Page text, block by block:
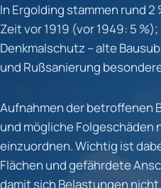
In Ergolding stammen rund
Zeit vor 1919 (vor 1949: 5
Denkmalschutz – alte
und Rußsanierung
Aufnahmen der betroffenen
und mögliche Folgeschäden
einzuordnen. Wichtig ist
Flächen und gefährdete
damit sich Belastungen